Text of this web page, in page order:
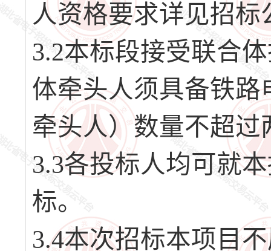
人资格要求详见招标
3.2本标段接受联合
体牵头人须具备铁
牵头人）数量不超过
3.3各投标人均可就
标。
3.4本次招标本项目